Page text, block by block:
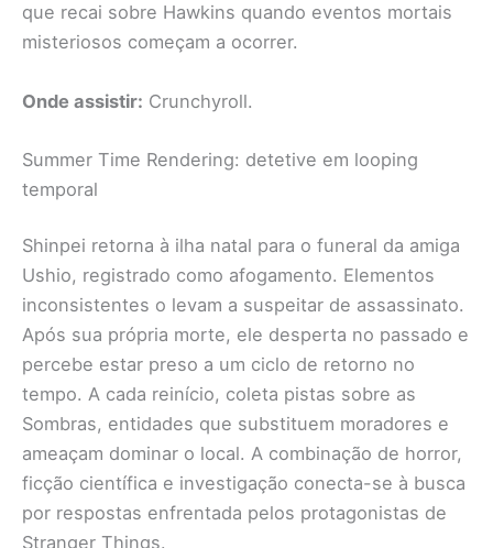
que recai sobre Hawkins quando eventos mortais
misteriosos começam a ocorrer.
Onde assistir: Crunchyroll.
Summer Time Rendering: detetive em looping
temporal
Shinpei retorna à ilha natal para o funeral da amiga
Ushio, registrado como afogamento. Elementos
inconsistentes o levam a suspeitar de assassinato.
Após sua própria morte, ele desperta no passado e
percebe estar preso a um ciclo de retorno no
tempo. A cada reinício, coleta pistas sobre as
Sombras, entidades que substituem moradores e
ameaçam dominar o local. A combinação de horror,
ficção científica e investigação conecta-se à busca
por respostas enfrentada pelos protagonistas de
Stranger Things.